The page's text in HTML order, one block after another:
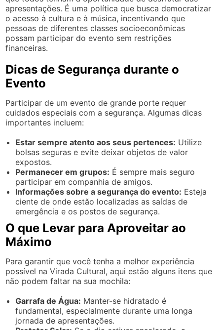
apresentações. É uma política que busca democratizar
o acesso à cultura e à música, incentivando que
pessoas de diferentes classes socioeconômicas
possam participar do evento sem restrições
financeiras.
Dicas de Segurança durante o
Evento
Participar de um evento de grande porte requer
cuidados especiais com a segurança. Algumas dicas
importantes incluem:
Estar sempre atento aos seus pertences: Utilize
bolsas seguras e evite deixar objetos de valor
expostos.
Permanecer em grupos: É sempre mais seguro
participar em companhia de amigos.
Informações sobre a segurança do evento: Esteja
ciente de onde estão localizadas as saídas de
emergência e os postos de segurança.
O que Levar para Aproveitar ao
Máximo
Para garantir que você tenha a melhor experiência
possível na Virada Cultural, aqui estão alguns itens que
não podem faltar na sua mochila:
Garrafa de Água: Manter-se hidratado é
fundamental, especialmente durante uma longa
jornada de apresentações.